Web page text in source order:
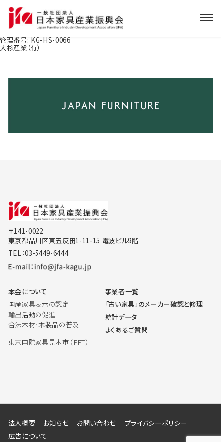
管理番号: KG-HS-0066
大杉産業（有）
〒141-0022
東京都品川区東五反田1-11-15 電波ビル9階
TEL：03-5449-6444
本会について
国産家具表示の認定
輸出活動の促進
合法木材・木製品の普及
東京国際家具見本市（IFFT）
事業者一覧
「古い家具」のメーカー確認と修理
統計データ
よくあるご質問
法人概要 お知らせ お問い合わせ
プライバシーポリシー
広告について